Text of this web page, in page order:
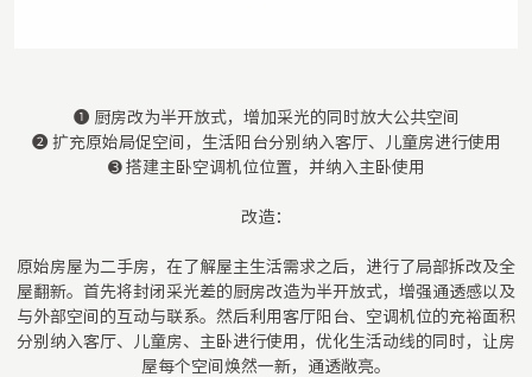
❶ 厨房改为半开放式，增加采光的同时放大公共空间
❷ 扩充原始局促空间，生活阳台分别纳入客厅、儿童房进行使用
➌ 搭建主卧空调机位位置，并纳入主卧使用
改造：
原始房屋为二手房，在了解屋主生活需求之后，进行了局部拆改及全
屋翻新。首先将封闭采光差的厨房改造为半开放式，增强通透感以及
与外部空间的互动与联系。然后利用客厅阳台、空调机位的充裕面积
分别纳入客厅、儿童房、主卧进行使用，优化生活动线的同时，让房
屋每个空间焕然一新，通透敞亮。